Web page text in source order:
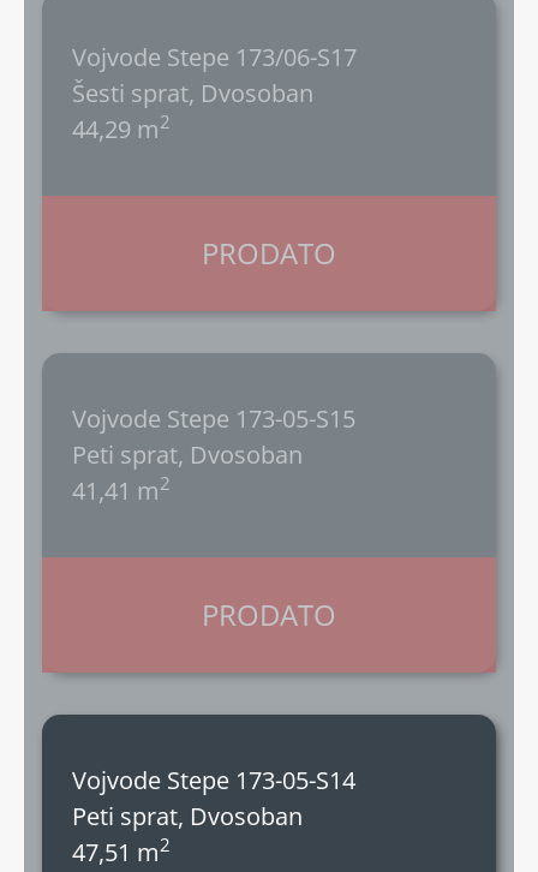
Vojvode Stepe 173/06-S17
Šesti sprat, Dvosoban
44,29 m2
PRODATO
Vojvode Stepe 173-05-S15
Peti sprat, Dvosoban
41,41 m2
PRODATO
Vojvode Stepe 173-05-S14
Peti sprat, Dvosoban
47,51 m2